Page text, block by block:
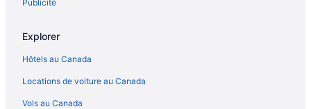
Publicité
Explorer
Hôtels au Canada
Locations de voiture au Canada
Vols au Canada